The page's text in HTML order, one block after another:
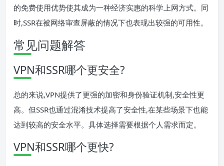
的免费使用优势使其成为一种经济实惠的科学上网方式。同
时,SSR在被网络审查屏蔽的情况下也表现出较强的可用性。
常见问题解答
VPN和SSR哪个更安全?
总的来说,VPN提供了更强的加密和身份验证机制,安全性更
高。但SSR也通过混淆技术提高了安全性,在某些场景下也能
达到较高的安全水平。具体选择需要根据个人需求而定。
VPN和SSR哪个更快?